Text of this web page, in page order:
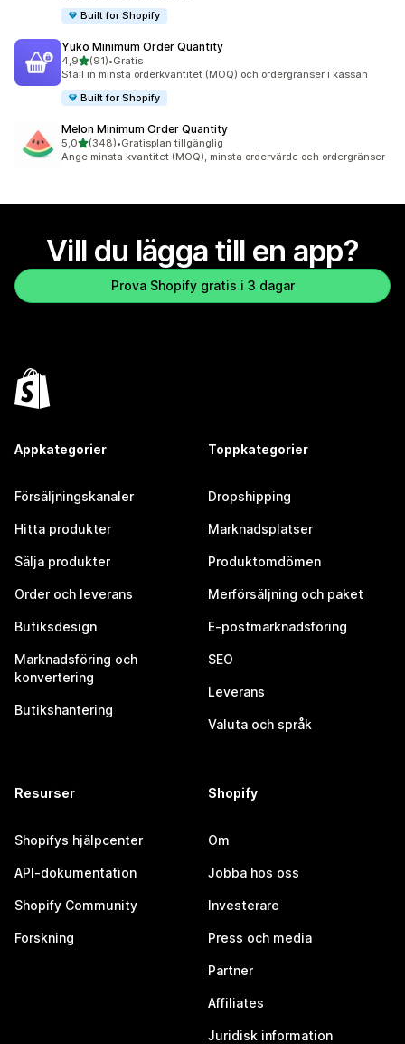
Built for Shopify
Yuko Minimum Order Quantity
4,9av 5 stjärnor
(91)
91 recensioner totalt
•Gratis
Ställ in minsta orderkvantitet (MOQ) och ordergränser i kassan
Built for Shopify
Melon Minimum Order Quantity
5,0av 5 stjärnor
(348)
348 recensioner totalt
•Gratisplan tillgänglig
Ange minsta kvantitet (MOQ), minsta ordervärde och ordergränser
Vill du lägga till en app?
Prova Shopify gratis i 3 dagar
Appkategorier
Försäljningskanaler
Hitta produkter
Sälja produkter
Order och leverans
Butiksdesign
Marknadsföring och
konvertering
Butikshantering
Toppkategorier
Dropshipping
Marknadsplatser
Produktomdömen
Merförsäljning och paket
E-postmarknadsföring
SEO
Leverans
Valuta och språk
Resurser
Shopifys hjälpcenter
API-dokumentation
Shopify Community
Forskning
Shopify
Om
Jobba hos oss
Investerare
Press och media
Partner
Affiliates
Juridisk information